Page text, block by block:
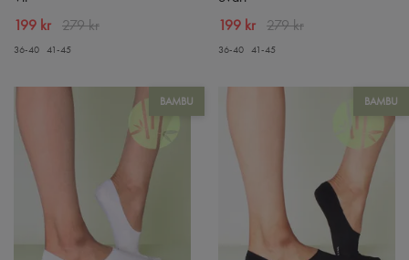
199 kr 279 kr
36-40 41-45
199 kr 279 kr
36-40 41-45
BAMBU BAMBU